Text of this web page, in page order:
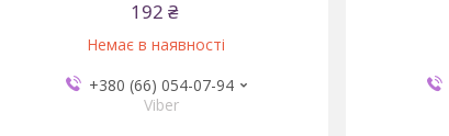
192 ₴
Немає в наявності
+380 (66) 054-07-94
Viber